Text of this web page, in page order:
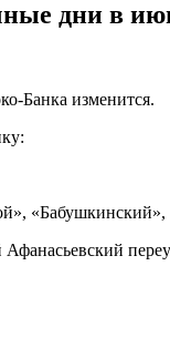
дни в
Банка изменится.